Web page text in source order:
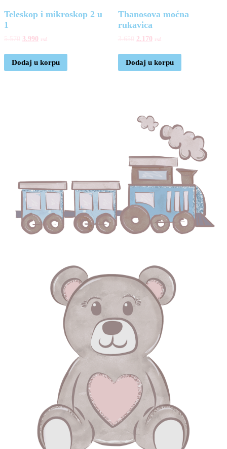
Teleskop i mikroskop 2 u
1
3.990 rsd
Dodaj u korpu
Thanosova moćna
rukavica
2.170 rsd
Dodaj u korpu